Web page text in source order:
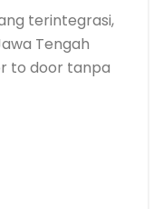
terintegrasi,
Tengah
to door tanpa